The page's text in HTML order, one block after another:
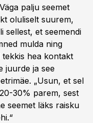
palju seemet
oluliselt suurem,
sellest, et seemendi
mulda ning
tekkis hea kontakt
juurde ja see
„Usun, et sel
30% parem, sest
seemet läks raisku